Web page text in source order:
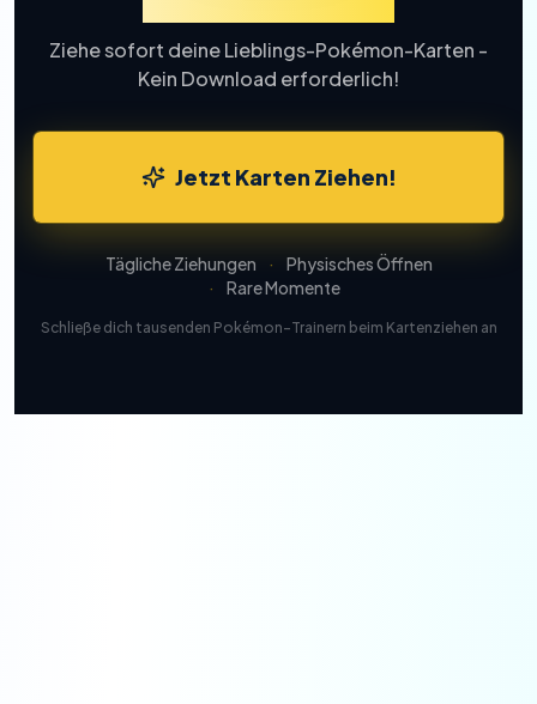
Ziehe sofort deine Lieblings-Pokémon-Karten -
Kein Download erforderlich!
Jetzt Karten Ziehen!
Tägliche Ziehungen ·
Physisches Öffnen
·
Rare Momente
Schließe dich tausenden Pokémon-Trainern beim Kartenziehen an